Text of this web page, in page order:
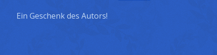
Ein Geschenk des Autors!